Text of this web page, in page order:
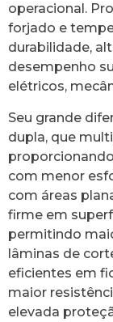
operacional.
forjado e
durabilidade,
desempenho
elétricos,
Seu grande
dupla, que
com menor
com áreas
firme em
permitindo
lâminas de
eficientes em
maior
elevada